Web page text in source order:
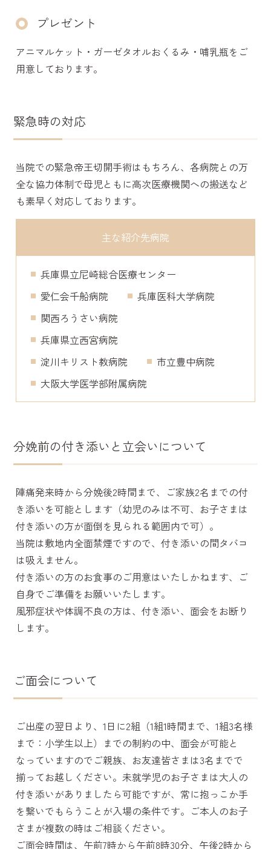
プレゼント
アニマルケット・ガーゼタオルおくるみ・哺乳瓶をご
用意しております。
緊急時の対応
当院での緊急帝王切開手術はもちろん、各病院との万
全な協力体制で母児ともに高次医療機関への搬送など
も素早く対応しております。
主な紹介先病院
兵庫県立尼崎総合医療センター
愛仁会千船病院
兵庫医科大学病院
関西ろうさい病院
兵庫県立西宮病院
淀川キリスト教病院
市立豊中病院
大阪大学医学部附属病院
分娩前の付き添いと立会いについて
陣痛発来時から分娩後2時間まで、ご家族2名までの付
き添いを可能とします（幼児のみは不可、お子さまは
付き添いの方が面倒を見られる範囲内で可）。
当院は敷地内全面禁煙ですので、付き添いの間タバコ
は吸えません。
付き添いの方のお食事のご用意はいたしかねます、ご
自身でご準備をお願いいたします。
風邪症状や体調不良の方は、付き添い、面会をお断り
します。
ご面会について
ご出産の翌日より、1日に2組（1組1時間まで、1組3名様
まで：小学生以上）までの制約の中、面会が可能と
なっていますのでご親族、お友達皆さまは3名までで
揃ってお越しください。未就学児のお子さまは大人の
付き添いがありましたら可能ですが、常に抱っこか手
を繋いでもらうことが入場の条件です。ご本人のお子
さまが複数の時はご相談ください。
ご面会時間は、午前7時から午前8時30分、午後2時から